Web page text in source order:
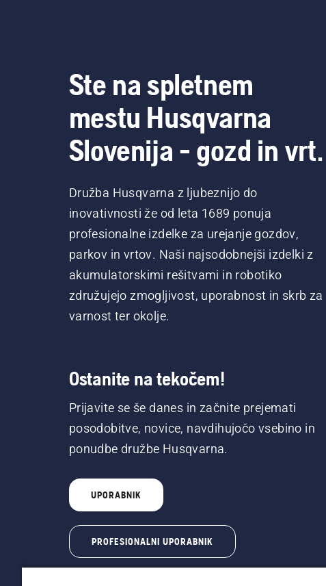
Ste na spletnem
mestu Husqvarna
Slovenija - gozd in vrt.
Družba Husqvarna z ljubeznijo do
inovativnosti že od leta 1689 ponuja
profesionalne izdelke za urejanje gozdov,
parkov in vrtov. Naši najsodobnejši izdelki z
akumulatorskimi rešitvami in robotiko
združujejo zmogljivost, uporabnost in skrb za
varnost ter okolje.
Ostanite na tekočem!
Prijavite se še danes in začnite prejemati
posodobitve, novice, navdihujočo vsebino in
ponudbe družbe Husqvarna.
UPORABNIK
PROFESIONALNI UPORABNIK